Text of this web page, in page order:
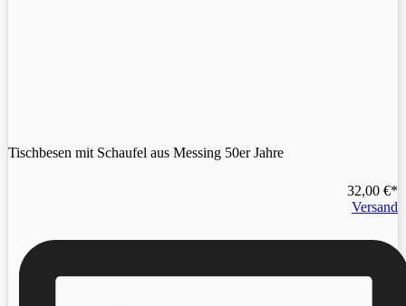
Tischbesen mit Schaufel aus Messing 50er Jahre
32,00 €
Versand